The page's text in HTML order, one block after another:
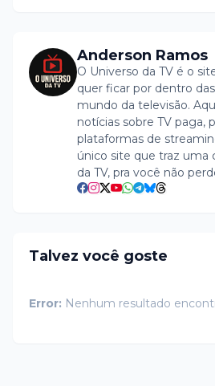
Anderson Ramos
O Universo da TV é o
quer ficar por dentro
mundo da televisão.
notícias sobre TV paga,
plataformas de
único site que traz uma
da TV, pra você não
Talvez você goste
Error: Nenhum resultado